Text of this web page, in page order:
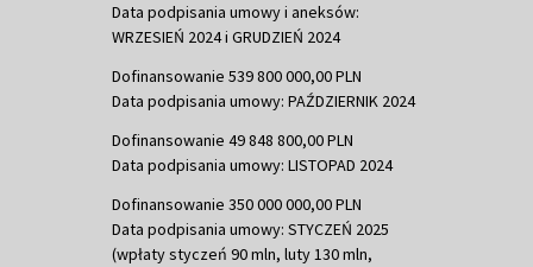
Data podpisania umowy i aneksów:
WRZESIEŃ 2024 i GRUDZIEŃ 2024
Dofinansowanie 539 800 000,00 PLN
Data podpisania umowy: PAŹDZIERNIK 2024
Dofinansowanie 49 848 800,00 PLN
Data podpisania umowy: LISTOPAD 2024
Dofinansowanie 350 000 000,00 PLN
Data podpisania umowy: STYCZEŃ 2025
(wpłaty styczeń 90 mln, luty 130 mln,